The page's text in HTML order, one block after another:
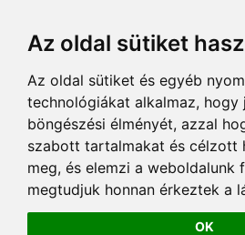
Az oldal sütiket
Az oldal sütiket és egyéb
technológiákat alkalmaz, hogy
böngészési élményét, azzal
szabott tartalmakat és célzott
meg, és elemzi a weboldalunk
megtudjuk honnan érkeztek a
OK